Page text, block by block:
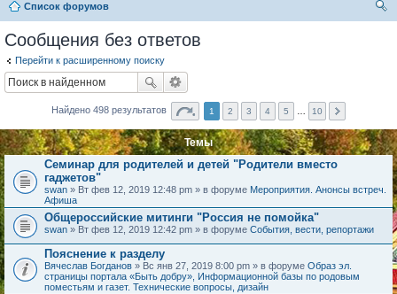
Список форумов
Сообщения без ответов
Перейти к расширенному поиску
Найдено 498 результатов 1 2 3 4 5 10
Темы
Семинар для родителей и детей "Родители вместо
гаджетов"
swan » Вт фев 12, 2019 12:48 pm » в форуме Мероприятия. Анонсы встреч.
Афиша
Общероссийские митинги "Россия не помойка"
swan » Вт фев 12, 2019 12:42 pm » в форуме События, вести, репортажи
Пояснение к разделу
Вячеслав Богданов » Вс янв 27, 2019 8:00 pm » в форуме Образ эл.
страницы портала «Быть добру», Информационной базы по родовым
поместьям и газет. Технические вопросы, дизайн